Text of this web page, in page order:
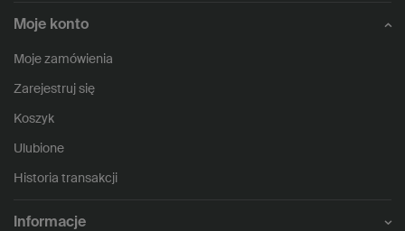
Moje konto
Moje zamówienia
Zarejestruj się
Koszyk
Ulubione
Historia transakcji
Informacje